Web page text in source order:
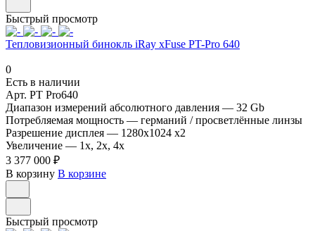
Быстрый просмотр
Тепловизионный бинокль iRay xFuse PT-Pro 640
0
Есть в наличии
Арт. PT Pro640
Диапазон измерений абсолютного давления — 32 Gb
Потребляемая мощность — германий / просветлённые линзы
Разрешение дисплея — 1280x1024 x2
Увеличение — 1x, 2x, 4x
3 377 000 ₽
В корзину В корзине
Быстрый просмотр